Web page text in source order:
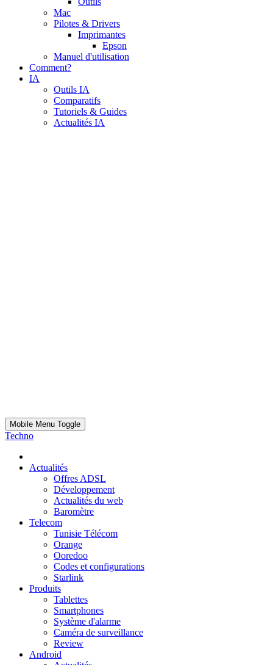
Mac
Pilotes & Drivers
Imprimantes
Epson
Manuel d'utilisation
Comment?
IA
Outils IA
Comparatifs
Tutoriels & Guides
Actualités IA
Mobile Menu Toggle
Techno
Actualités
Offres ADSL
Développement
Actualités du web
Baromètre
Telecom
Tunisie Télécom
Orange
Ooredoo
Codes et configurations
Starlink
Produits
Tablettes
Smartphones
Système d'alarme
Caméra de surveillance
Review
Android